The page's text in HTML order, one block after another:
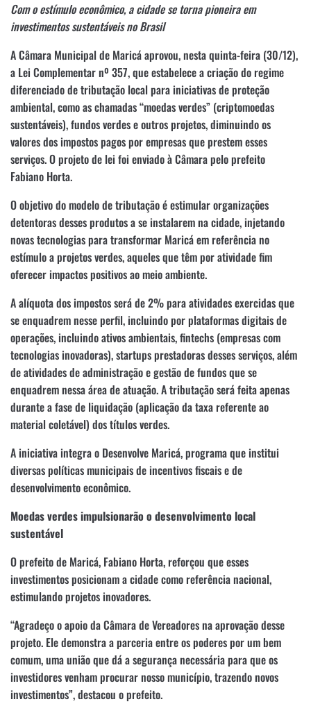
Com o estímulo econômico, a cidade se torna pioneira em
investimentos sustentáveis no Brasil
A Câmara Municipal de Maricá aprovou, nesta quinta-feira (30/12),
a Lei Complementar nº 357, que estabelece a criação do regime
diferenciado de tributação local para iniciativas de proteção
ambiental, como as chamadas “moedas verdes” (criptomoedas
sustentáveis), fundos verdes e outros projetos, diminuindo os
valores dos impostos pagos por empresas que prestem esses
serviços. O projeto de lei foi enviado à Câmara pelo prefeito
Fabiano Horta.
O objetivo do modelo de tributação é estimular organizações
detentoras desses produtos a se instalarem na cidade, injetando
novas tecnologias para transformar Maricá em referência no
estímulo a projetos verdes, aqueles que têm por atividade fim
oferecer impactos positivos ao meio ambiente.
A alíquota dos impostos será de 2% para atividades exercidas que
se enquadrem nesse perfil, incluindo por plataformas digitais de
operações, incluindo ativos ambientais, fintechs (empresas com
tecnologias inovadoras), startups prestadoras desses serviços, além
de atividades de administração e gestão de fundos que se
enquadrem nessa área de atuação. A tributação será feita apenas
durante a fase de liquidação (aplicação da taxa referente ao
material coletável) dos títulos verdes.
A iniciativa integra o Desenvolve Maricá, programa que institui
diversas políticas municipais de incentivos fiscais e de
desenvolvimento econômico.
Moedas verdes impulsionarão o desenvolvimento local
sustentável
O prefeito de Maricá, Fabiano Horta, reforçou que esses
investimentos posicionam a cidade como referência nacional,
estimulando projetos inovadores.
“Agradeço o apoio da Câmara de Vereadores na aprovação desse
projeto. Ele demonstra a parceria entre os poderes por um bem
comum, uma união que dá a segurança necessária para que os
investidores venham procurar nosso município, trazendo novos
investimentos”, destacou o prefeito.